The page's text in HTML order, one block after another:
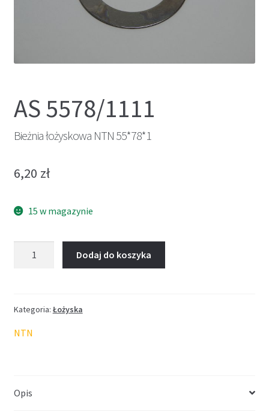
AS 5578/1111
Bieżnia łożyskowa NTN 55*78*1
6,20 zł
15 w magazynie
55*78*1
Dodaj do koszyka
Kategoria: Łożyska
NTN
Opis